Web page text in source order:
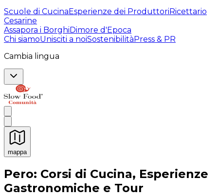
Scuole di CucinaEsperienze dei ProduttoriRicettario
Cesarine
Assapora i BorghiDimore d'Epoca
Chi siamoUnisciti a noiSostenibilitàPress & PR
Cambia lingua
mappa
Esperienze culinarie indimenticabili: Esperienze
Pero: Corsi di Cucina, Esperienze
Gastronomiche e Tour